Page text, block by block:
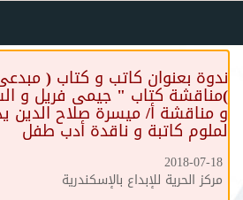
ندوة بعنوان كاتب و كتاب (
)مناقشة كتاب " جيمى فريل و
و مناقشة أ/ ميسرة صلاح الدين
لملوم كاتبة و ناقدة أدب طفل
2018-07-18
مركز الحرية للإبداع بالإسكندرية